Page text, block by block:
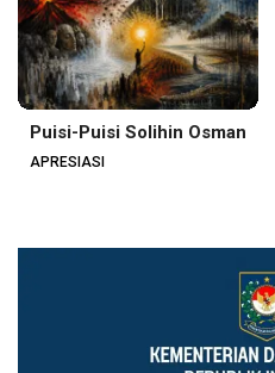
Puisi-Puisi Solihin Osman
APRESIASI